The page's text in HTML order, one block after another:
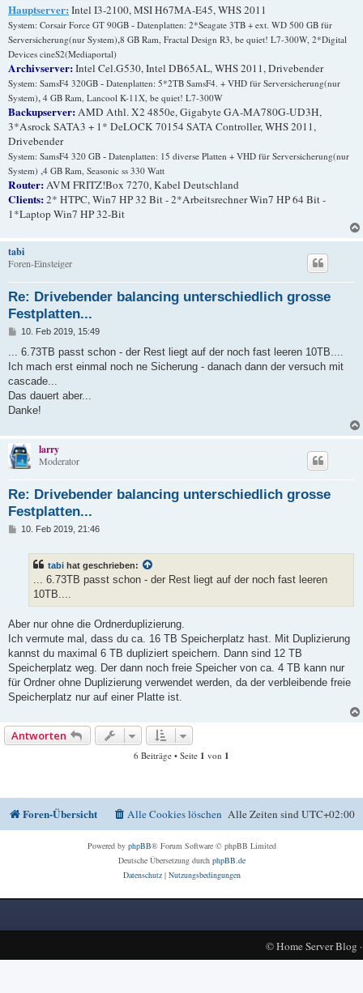
Hauptserver:Intel I3-2100, MSI H67MA-E45, WHS 2011
System: Corsair Force GT 90GB - Datenplatten: 2*Seagate 3TB + ext. WD 500 GB für
Serversicherung(nur System),8 GB Ram, Fractal Design R3, be quiet! L7-300W, 2*Digital
Devices cineS2(Mediaportal)
Archivserver:Intel Cel.G530, Intel DB65AL, WHS 2011, Drivebender
System: SamsF4 320GB - Datenplatten: 5*2TB SamsF4. + VHD für Serversicherung(nur
System), 4 GB Ram, Lancool K-11X, be quiet! L7-300W
Backupserver:AMD Athl. X2 4850e, Gigabyte GA-MA780G-UD3H,
3*Asrock SATA3 + 1* DeLOCK 70154 SATA Controller, WHS 2011,
Drivebender
System: SamsF4 320 GB - Datenplatten: 15 diverse Platten + VHD für Serversicherung(nur
System) ,4 GB Ram, Seasonic ss 330 Watt
Router:AVM FRITZ!Box 7270, Kabel Deutschland
Clients:2* HTPC, Win7 HP 32 Bit - 2*Arbeitsrechner Win7 HP 64 Bit -
1*Laptop Win7 HP 32-Bit
tabi
Foren-Einsteiger
Re: Drivebender balancing unterschiedlich grosse
Festplatten...
B
r
a
10. Feb 2019, 15:49
... 6.73TB passt schon - der Rest liegt auf der noch fast leeren 10TB....
Ich mach erst einmal noch ne Sicherung - danach dann der versuch mit
cascade...
Das dauert aber...
Danke!
larry
Moderator
Re: Drivebender balancing unterschiedlich grosse
Festplatten...
B10. Feb 2019, 21:46
tabi hat geschrieben:
... 6.73TB passt schon - der Rest liegt auf der noch fast leeren
10TB....
Aber nur ohne die Ordnerduplizierung.
Ich vermute mal, dass du ca. 16 TB Speicherplatz hast. Mit Duplizierung
kannst du maximal 6 TB dupliziert speichern. Dann sind 12 TB
Speicherplatz weg. Der dann noch freie Speicher von ca. 4 TB kann nur
für Ordner ohne Duplizierung verwendet werden, da der verbleibende freie
Speicherplatz nur auf einer Platte ist.
Antworten
6 Beiträge • Seite 1 von 1
Foren-Übersicht Alle Zeiten sindUTC+02:00
Alle Cookies löschen
Powered by phpBB® Forum Software © phpBB Limited
Deutsche Übersetzung durch phpBB.de
Datenschutz| Nutzungsbedingungen
©Home Server Blog